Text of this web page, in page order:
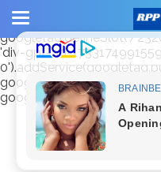
window.googletag =
googletag.defineSlot('/
'div-gpt-ad-
googletag.enableServices();